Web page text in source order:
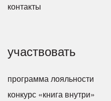
контакты
участвовать
программа лояльности
конкурс «книга внутри»